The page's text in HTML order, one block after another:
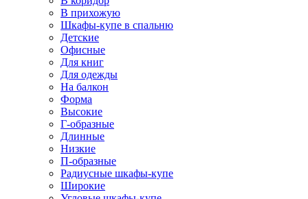
В прихожую
Шкафы-купе в спальню
Детские
Офисные
Для книг
Для одежды
На балкон
Форма
Высокие
Г-образные
Длинные
Низкие
П-образные
Радиусные шкафы-купе
Широкие